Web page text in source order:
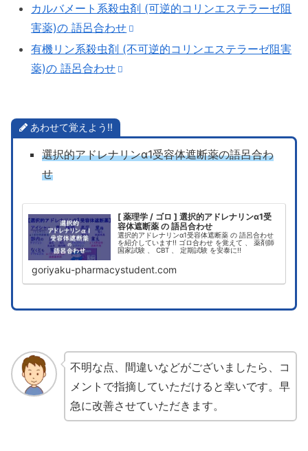
カルバメート系殺虫剤 (可逆的コリンエステラーゼ阻
害薬)の 語呂合わせ
有機リン系殺虫剤 (不可逆的コリンエステラーゼ阻害
薬)の 語呂合わせ
あわせて覚えよう!!
選択的アドレナリンα1受容体遮断薬の語呂合わ
せ
[ 薬理学 / ゴロ ] 選択的アドレナリンα1受
容体遮断薬 の 語呂合わせ
選択的アドレナリンα1受容体遮断薬 の 語呂合わせ
を紹介しています!! ゴロ合わせ を覚えて 、 薬剤師
国家試験 、 CBT 、 定期試験 を安泰に!!
goriyaku-pharmacystudent.com
不明な点、間違いなどがございましたら、コ
メントで指摘していただけると幸いです。早
急に改善させていただきます。